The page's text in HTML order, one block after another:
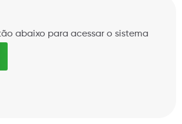
abaixo para acessar o sistema